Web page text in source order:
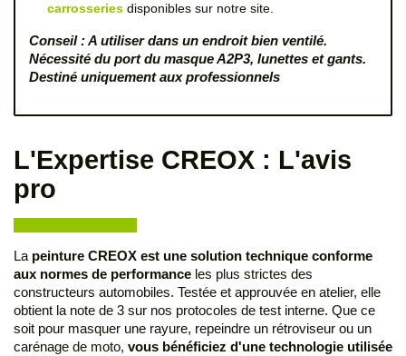
carrosseries disponibles sur notre site.
Conseil : A utiliser dans un endroit bien ventilé.
Nécessité du port du masque A2P3, lunettes et gants.
Destiné uniquement aux professionnels
L'Expertise CREOX : L'avis
pro
La peinture CREOX est une solution technique conforme
aux normes de performance les plus strictes des
constructeurs automobiles. Testée et approuvée en atelier, elle
obtient la note de 3 sur nos protocoles de test interne. Que ce
soit pour masquer une rayure, repeindre un rétroviseur ou un
carénage de moto, vous bénéficiez d'une technologie utilisée